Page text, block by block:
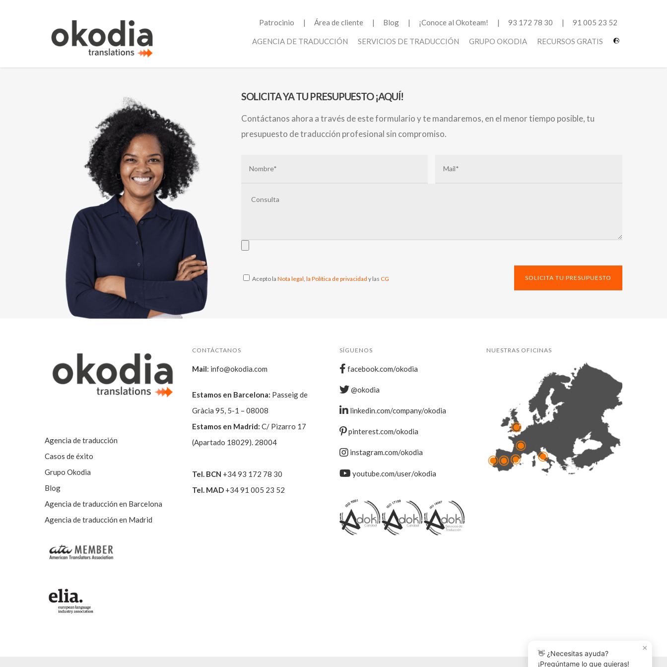
Patrocinio Área de cliente Blog ¡Conoce al Okoteam! 93 172 78 30 91 005 23 52
AGENCIA DE TRADUCCIÓN SERVICIOS DE TRADUCCIÓN GRUPO OKODIA RECURSOS GRATIS
SOLICITA YA TU PRESUPUESTO ¡AQUÍ!
Contáctanos ahora a través de este formulario y te mandaremos, en el menor tiempo posible, tu
presupuesto de traducción profesional sin compromiso.
Acepto la Nota legal, la Política de privacidad y las CG SOLICITA TU PRESUPUESTO
Agencia de traducción
Casos de éxito
Grupo Okodia
Blog
Agencia de traducción en Barcelona
Agencia de traducción en Madrid
CONTÁCTANOS
Mail: info@okodia.com
Estamos en Barcelona: Passeig de
Gràcia 95, 5-1 – 08008
Estamos en Madrid: C/ Pizarro 17
(Apartado 18029). 28004
Tel. BCN +34 93 172 78 30
Tel. MAD+34 91 005 23 52
SÍGUENOS
facebook.com/okodia
@okodia
linkedin.com/company/okodia
pinterest.com/okodia
instagram.com/okodia
youtube.com/user/okodia
NUESTRAS OFICINAS
×
👋 ¿Necesitas ayuda?
¡Pregúntame lo que quieras!